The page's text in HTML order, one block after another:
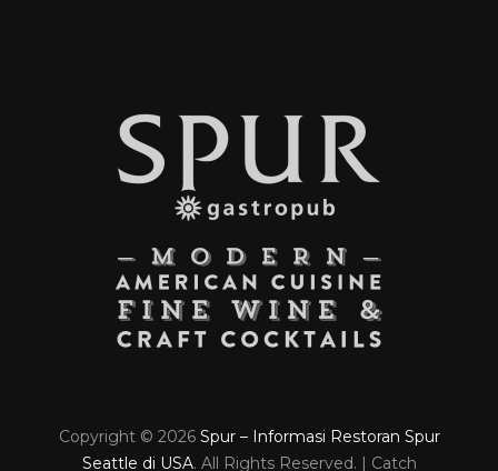
Copyright © 2026 Spur – Informasi Restoran Spur
Seattle di USA. All Rights Reserved. | Catch